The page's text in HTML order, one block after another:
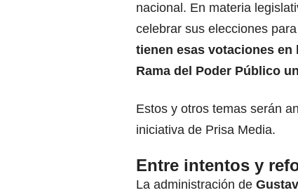
nacional. En materia
celebrar sus elecciones
tienen esas votaciones
Rama del Poder Público
Estos y otros temas serán
iniciativa de Prisa Media.
Entre intentos y
La administración de